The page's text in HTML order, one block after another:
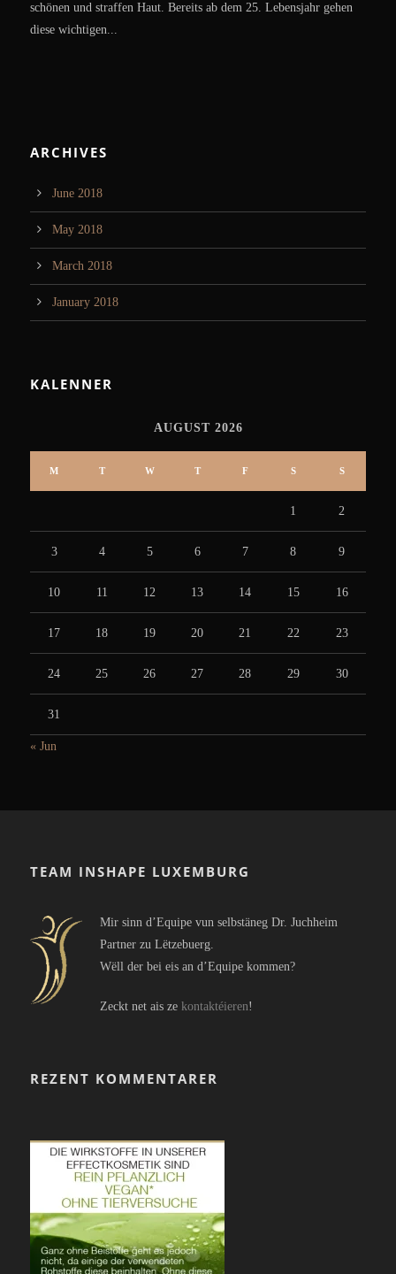
schönen und straffen Haut. Bereits ab dem 25. Lebensjahr gehen
diese wichtigen...
ARCHIVES
June 2018
May 2018
March 2018
January 2018
KALENNER
AUGUST 2026
M T W T F S S
1 2
3 4 5 6 7 8 9
10 11 12 13 14 15 16
17 18 19 20 21 22 23
24 25 26 27 28 29 30
31
« Jun
TEAM INSHAPE LUXEMBURG
Mir sinn d’Equipe vun selbstäneg Dr. Juchheim
Partner zu Lëtzebuerg.
Wëll der bei eis an d’Equipe kommen?
Zeckt net ais ze kontaktéieren!
REZENT KOMMENTARER